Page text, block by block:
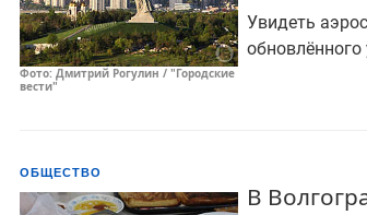
Фото: Дмитрий Рогулин / "Городские
вести"
Увидеть
ОБЩЕСТВО
В